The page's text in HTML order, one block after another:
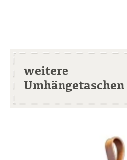
weitere
Umhängetaschen